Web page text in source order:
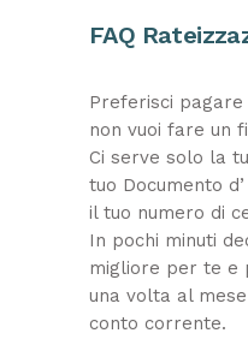
FAQ
Preferisci
non vuoi fare un
Ci serve solo la
tuo Documento
il tuo numero di
In pochi minuti
migliore per te e
una volta al
conto corrente.